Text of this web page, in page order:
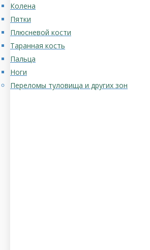
Колена
Пятки
Плюсневой кости
Таранная кость
Пальца
Ноги
Переломы туловища и других зон